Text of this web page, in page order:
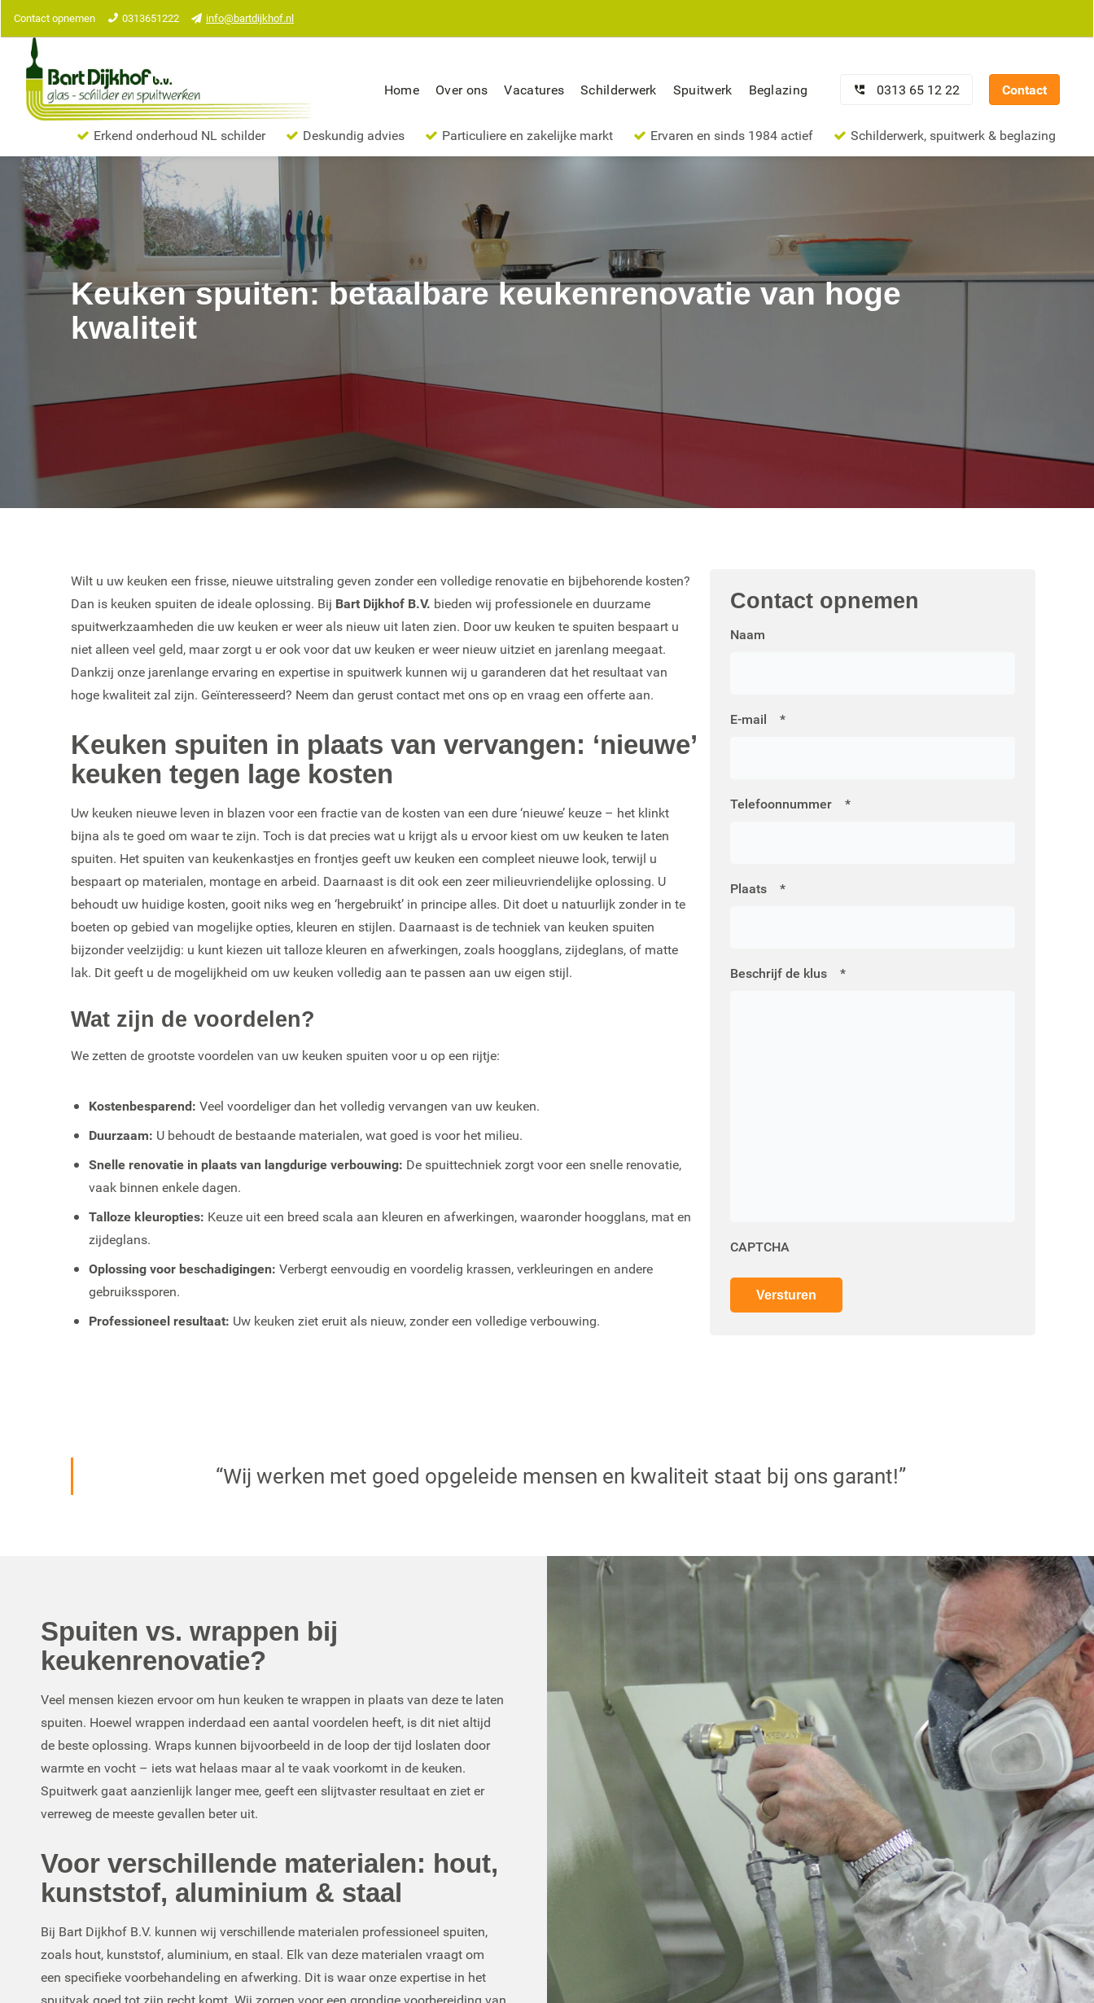
Contact opnemen 0313651222 info@bartdijkhof.nl
Home Over ons Vacatures Schilderwerk Spuitwerk Beglazing 0313 65 12 22 Contact
Erkend onderhoud NL schilder Deskundig advies Particuliere en zakelijke markt Ervaren en sinds 1984 actief Schilderwerk, spuitwerk & beglazing
Keuken spuiten: betaalbare keukenrenovatie van hoge
kwaliteit
Wilt u uw keuken een frisse, nieuwe uitstraling geven zonder een volledige renovatie en bijbehorende kosten?
Dan is keuken spuiten de ideale oplossing. Bij Bart Dijkhof B.V. bieden wij professionele en duurzame
spuitwerkzaamheden die uw keuken er weer als nieuw uit laten zien. Door uw keuken te spuiten bespaart u
niet alleen veel geld, maar zorgt u er ook voor dat uw keuken er weer nieuw uitziet en jarenlang meegaat.
Dankzij onze jarenlange ervaring en expertise in spuitwerk kunnen wij u garanderen dat het resultaat van
hoge kwaliteit zal zijn. Geïnteresseerd? Neem dan gerust contact met ons op en vraag een offerte aan.
Keuken spuiten in plaats van vervangen: ‘nieuwe’
keuken tegen lage kosten
Uw keuken nieuwe leven in blazen voor een fractie van de kosten van een dure ‘nieuwe’ keuze – het klinkt
bijna als te goed om waar te zijn. Toch is dat precies wat u krijgt als u ervoor kiest om uw keuken te laten
spuiten. Het spuiten van keukenkastjes en frontjes geeft uw keuken een compleet nieuwe look, terwijl u
bespaart op materialen, montage en arbeid. Daarnaast is dit ook een zeer milieuvriendelijke oplossing. U
behoudt uw huidige kosten, gooit niks weg en ‘hergebruikt’ in principe alles. Dit doet u natuurlijk zonder in te
boeten op gebied van mogelijke opties, kleuren en stijlen. Daarnaast is de techniek van keuken spuiten
bijzonder veelzijdig: u kunt kiezen uit talloze kleuren en afwerkingen, zoals hoogglans, zijdeglans, of matte
lak. Dit geeft u de mogelijkheid om uw keuken volledig aan te passen aan uw eigen stijl.
Wat zijn de voordelen?
We zetten de grootste voordelen van uw keuken spuiten voor u op een rijtje:
Kostenbesparend: Veel voordeliger dan het volledig vervangen van uw keuken.
Duurzaam: U behoudt de bestaande materialen, wat goed is voor het milieu.
Snelle renovatie in plaats van langdurige verbouwing: De spuittechniek zorgt voor een snelle renovatie,
vaak binnen enkele dagen.
Talloze kleuropties: Keuze uit een breed scala aan kleuren en afwerkingen, waaronder hoogglans, mat en
zijdeglans.
Oplossing voor beschadigingen: Verbergt eenvoudig en voordelig krassen, verkleuringen en andere
gebruikssporen.
Professioneel resultaat: Uw keuken ziet eruit als nieuw, zonder een volledige verbouwing.
Contact opnemen
Naam
E-mail *
Telefoonnummer *
Plaats *
Beschrijf de klus *
CAPTCHA
“Wij werken met goed opgeleide mensen en kwaliteit staat bij ons garant!”
Spuiten vs. wrappen bij
keukenrenovatie?
Veel mensen kiezen ervoor om hun keuken te wrappen in plaats van deze te laten
spuiten. Hoewel wrappen inderdaad een aantal voordelen heeft, is dit niet altijd
de beste oplossing. Wraps kunnen bijvoorbeeld in de loop der tijd loslaten door
warmte en vocht – iets wat helaas maar al te vaak voorkomt in de keuken.
Spuitwerk gaat aanzienlijk langer mee, geeft een slijtvaster resultaat en ziet er
verreweg de meeste gevallen beter uit.
Voor verschillende materialen: hout,
kunststof, aluminium & staal
Bij Bart Dijkhof B.V. kunnen wij verschillende materialen professioneel spuiten,
zoals hout, kunststof, aluminium, en staal. Elk van deze materialen vraagt om
een specifieke voorbehandeling en afwerking. Dit is waar onze expertise in het